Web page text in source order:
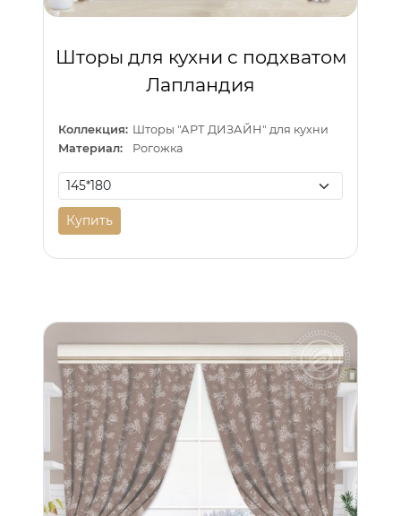
Шторы для кухни с подхватом
Лапландия
Коллекция: Шторы "АРТ ДИЗАЙН" для кухни
Материал:
Рогожка
Купить